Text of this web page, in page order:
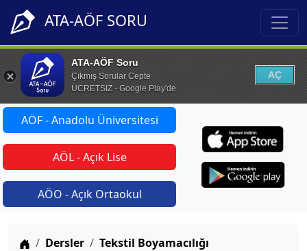
ATA-AÖF SORU
ATA-AÖF Soru
Çıkmış Sorular Cepte
ÜCRETSİZ - Google Play'de
AÇ
AÖF - Anadolu Üniversitesi
AÖL - Açık Lise
AÖO - Açık Ortaokul
Anasayfa
Dersler
Tekstil Boyamacılığı